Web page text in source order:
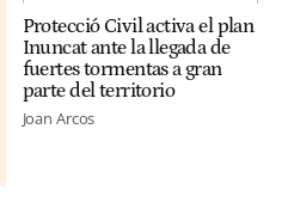
Protecció Civil activa el plan
Inuncat ante la llegada de
fuertes tormentas a gran
parte del territorio
Joan Arcos